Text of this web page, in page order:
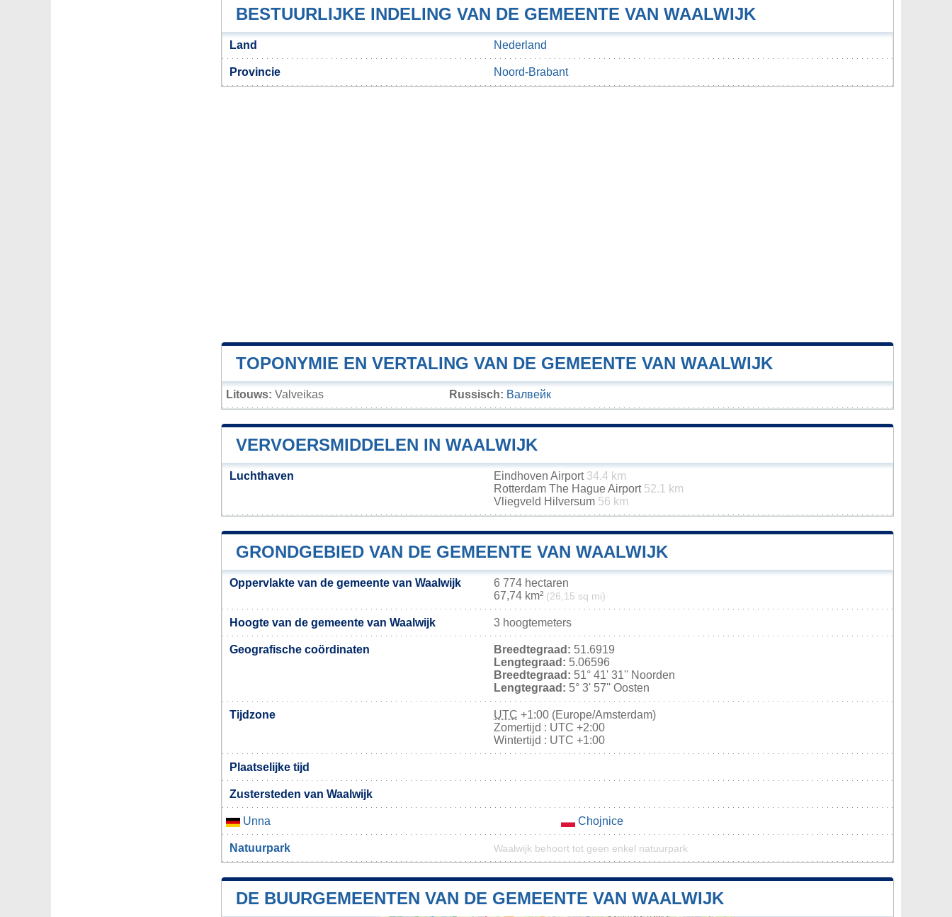
BESTUURLIJKE INDELING VAN DE GEMEENTE VAN WAALWIJK
Land Nederland
Provincie Noord-Brabant
TOPONYMIE EN VERTALING VAN DE GEMEENTE VAN WAALWIJK
Litouws: Valveikas Russisch: Валвейк
VERVOERSMIDDELEN IN WAALWIJK
Luchthaven Eindhoven Airport 34.4 km
Rotterdam The Hague Airport 52.1 km
Vliegveld Hilversum 56 km
GRONDGEBIED VAN DE GEMEENTE VAN WAALWIJK
Oppervlakte van de gemeente van Waalwijk
6 774 hectaren
67,74 km² (26,15 sq mi)
Hoogte van de gemeente van Waalwijk 3 hoogtemeters
Geografische coördinaten Breedtegraad: 51.6919
Lengtegraad: 5.06596
Breedtegraad: 51° 41' 31'' Noorden
Lengtegraad: 5° 3' 57'' Oosten
Tijdzone UTC +1:00 (Europe/Amsterdam)
Zomertijd : UTC +2:00
Wintertijd : UTC +1:00
Plaatselijke tijd
Zustersteden van Waalwijk
Unna Chojnice
Natuurpark Waalwijk behoort tot geen enkel natuurpark
DE BUURGEMEENTEN VAN DE GEMEENTE VAN WAALWIJK